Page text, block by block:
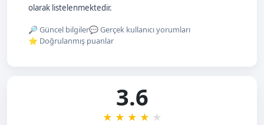
olarak listelenmektedir.
🔎 Güncel bilgiler💬 Gerçek kullanıcı yorumları
⭐ Doğrulanmış puanlar
3.6
★ ★ ★ ★ ★